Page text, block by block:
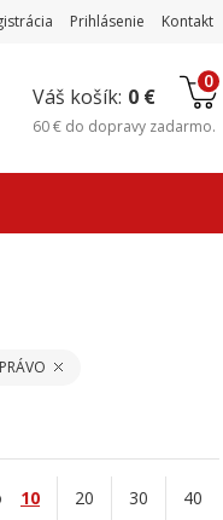
Prihlásenie Kontakt
Váš košík: 0 €
0
60 € do dopravy zadarmo.
10 20 30 40